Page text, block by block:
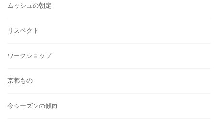
ムッシュの朝定
リスペクト
ワークショップ
京都もの
今シーズンの傾向